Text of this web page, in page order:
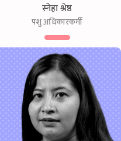
स्नेहा श्रेष्ठ
पशु अधिकारकर्मी